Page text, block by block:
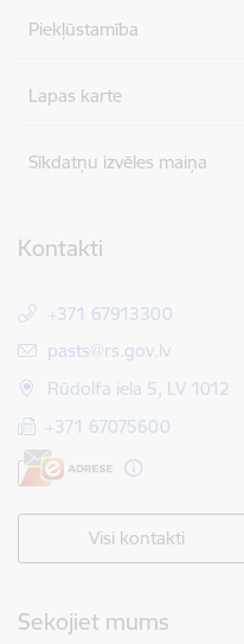
Piekļūstamība
Lapas karte
Sīkdatņu izvēles maiņa
Kontakti
+371 67913300
E-pasts:
pasts@rs.gov.lv
Rūdolfa iela 5, LV 1012
+371 67075600
Visi kontakti
Sekojiet mums